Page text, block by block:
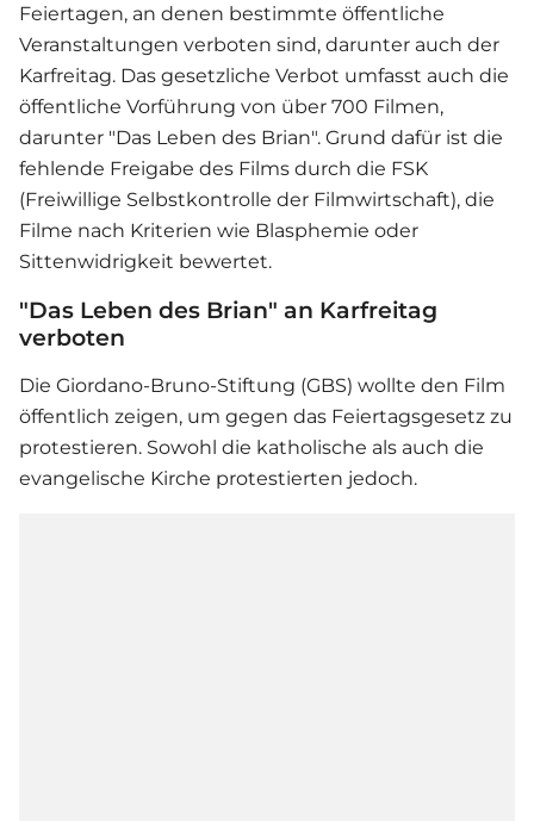
Feiertagen, an denen bestimmte öffentliche
Veranstaltungen verboten sind, darunter auch der
Karfreitag. Das gesetzliche Verbot umfasst auch die
öffentliche Vorführung von über 700 Filmen,
darunter "Das Leben des Brian". Grund dafür ist die
fehlende Freigabe des Films durch die FSK
(Freiwillige Selbstkontrolle der Filmwirtschaft), die
Filme nach Kriterien wie Blasphemie oder
Sittenwidrigkeit bewertet.
"Das Leben des Brian" an Karfreitag
verboten
Die Giordano-Bruno-Stiftung (GBS) wollte den Film
öffentlich zeigen, um gegen das Feiertagsgesetz zu
protestieren. Sowohl die katholische als auch die
evangelische Kirche protestierten jedoch.